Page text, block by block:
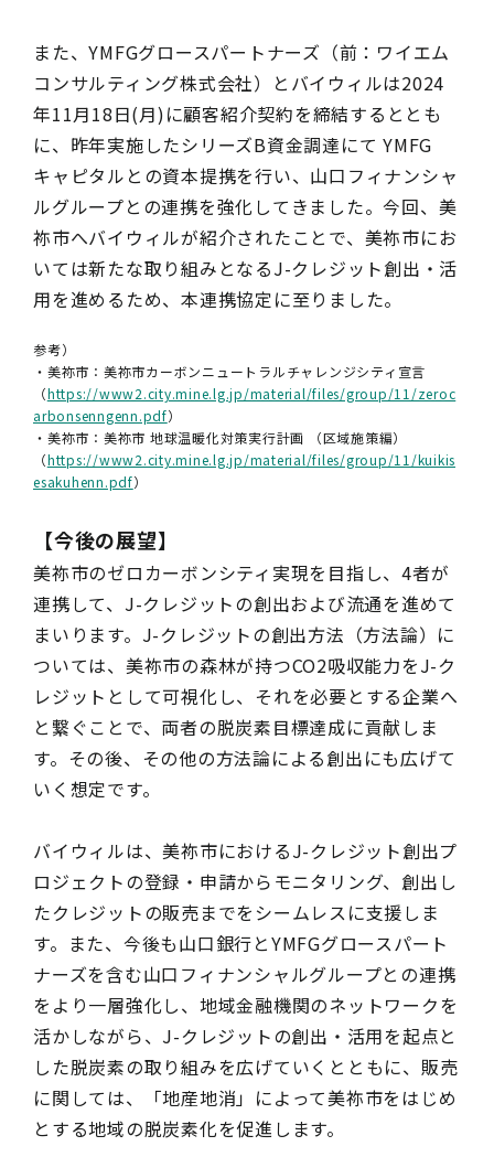
また、YMFGグロースパートナーズ（前：ワイエム
コンサルティング株式会社）とバイウィルは2024
年11月18日(月)に顧客紹介契約を締結するととも
に、昨年実施したシリーズB資金調達にて YMFG
キャピタルとの資本提携を行い、山口フィナンシャ
ルグループとの連携を強化してきました。今回、美
祢市へバイウィルが紹介されたことで、美祢市にお
いては新たな取り組みとなるJ-クレジット創出・活
用を進めるため、本連携協定に至りました。
参考）
・美祢市：美祢市カーボンニュートラルチャレンジシティ宣言
（https://www2.city.mine.lg.jp/material/files/group/11/zeroc
arbonsenngenn.pdf）
・美祢市：美祢市 地球温暖化対策実行計画 （区域施策編）
（https://www2.city.mine.lg.jp/material/files/group/11/kuikis
esakuhenn.pdf）
【今後の展望】
美祢市のゼロカーボンシティ実現を目指し、4者が
連携して、J-クレジットの創出および流通を進めて
まいります。J-クレジットの創出方法（方法論）に
ついては、美祢市の森林が持つCO2吸収能力をJ-ク
レジットとして可視化し、それを必要とする企業へ
と繋ぐことで、両者の脱炭素目標達成に貢献しま
す。その後、その他の方法論による創出にも広げて
いく想定です。
バイウィルは、美祢市におけるJ-クレジット創出プ
ロジェクトの登録・申請からモニタリング、創出し
たクレジットの販売までをシームレスに支援しま
す。また、今後も山口銀行とYMFGグロースパート
ナーズを含む山口フィナンシャルグループとの連携
をより一層強化し、地域金融機関のネットワークを
活かしながら、J-クレジットの創出・活用を起点と
した脱炭素の取り組みを広げていくとともに、販売
に関しては、「地産地消」によって美祢市をはじめ
とする地域の脱炭素化を促進します。